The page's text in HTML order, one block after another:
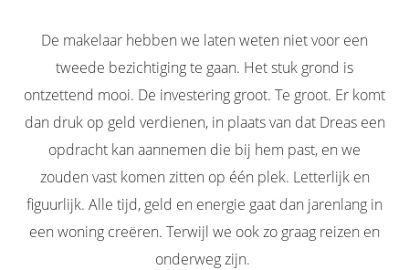
De makelaar hebben we laten weten niet voor een
tweede bezichtiging te gaan. Het stuk grond is
ontzettend mooi. De investering groot. Te groot. Er komt
dan druk op geld verdienen, in plaats van dat Dreas een
opdracht kan aannemen die bij hem past, en we
zouden vast komen zitten op één plek. Letterlijk en
figuurlijk. Alle tijd, geld en energie gaat dan jarenlang in
een woning creëren. Terwijl we ook zo graag reizen en
onderweg zijn.